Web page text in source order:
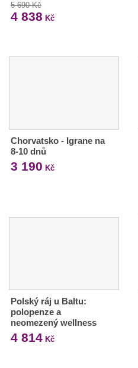
5 690 Kč
4 838 Kč
Chorvatsko - Igrane na
8-10 dnů
3 190 Kč
Polský ráj u Baltu:
polopenze a
neomezený wellness
4 814 Kč